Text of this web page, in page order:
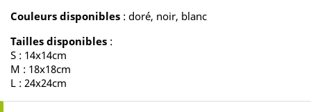
Couleurs disponibles : doré, noir, blanc
Tailles disponibles :
S : 14x14cm
M : 18x18cm
L : 24x24cm